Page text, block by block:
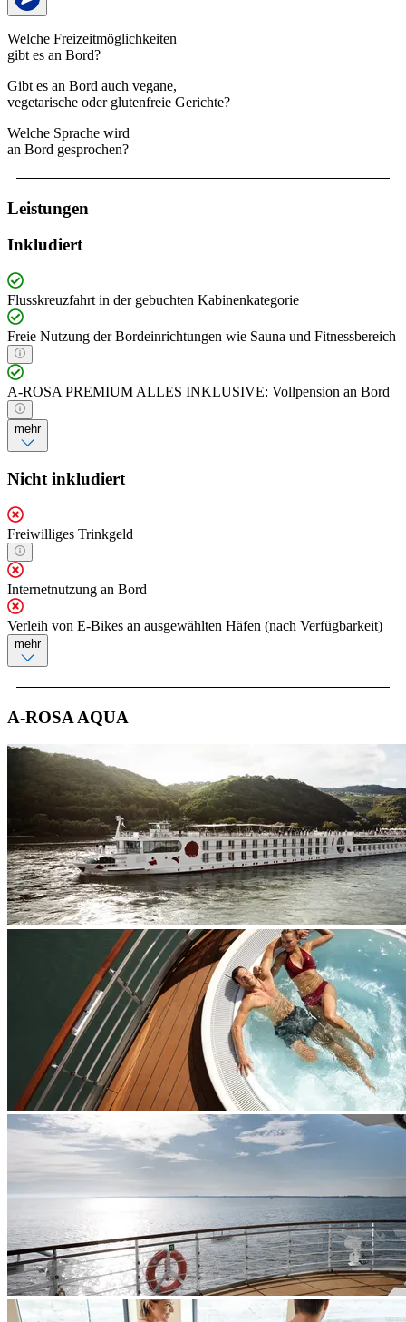
Welche Freizeitmöglichkeiten
gibt es an Bord?
Gibt es an Bord auch vegane,
vegetarische oder glutenfreie Gerichte?
Welche Sprache wird
an Bord gesprochen?
Leistungen
Inkludiert
Flusskreuzfahrt in der gebuchten Kabinenkategorie
Freie Nutzung der Bordeinrichtungen wie Sauna und Fitnessbereich
A-ROSA PREMIUM ALLES INKLUSIVE: Vollpension an Bord
mehr
Nicht inkludiert
Freiwilliges Trinkgeld
Internetnutzung an Bord
Verleih von E-Bikes an ausgewählten Häfen (nach Verfügbarkeit)
mehr
A-ROSA AQUA